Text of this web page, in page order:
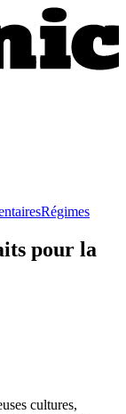
Régimes
pour la
cultures,